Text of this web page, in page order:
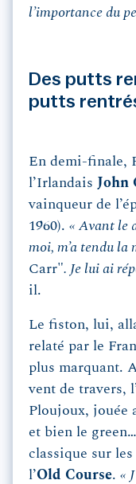
l’importance du
Des putts
putts
En demi-finale,
l’Irlandais John
vainqueur de
1960). « Avant le
moi, m’a tendu la
Carr". Je lui ai
il.
Le fiston, lui,
relaté par le
plus marquant.
vent de travers,
Ploujoux, jouée
et bien le
classique sur
l’Old Course. «